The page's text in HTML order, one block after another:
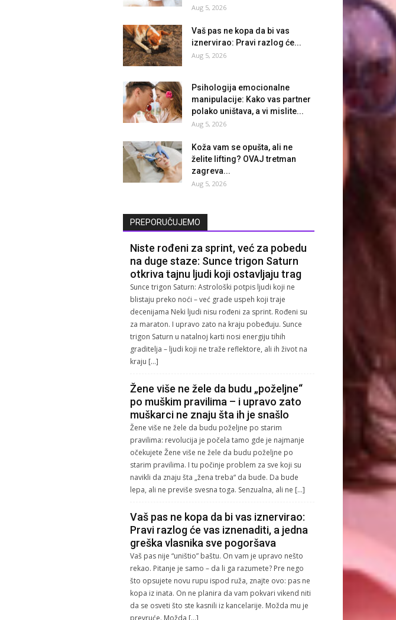
Aug 5, 2026
Vaš pas ne kopa da bi vas
iznervirao: Pravi razlog će...
Aug 5, 2026
Psihologija emocionalne
manipulacije: Kako vas partner
polako uništava, a vi mislite...
Aug 5, 2026
Koža vam se opušta, ali ne
želite lifting? OVAJ tretman
zagreva...
Aug 5, 2026
PREPORUČUJEMO
Niste rođeni za sprint, već za pobedu
na duge staze: Sunce trigon Saturn
otkriva tajnu ljudi koji ostavljaju trag
Sunce trigon Saturn: Astrološki potpis ljudi koji ne
blistaju preko noći – već grade uspeh koji traje
decenijama Neki ljudi nisu rođeni za sprint. Rođeni su
za maraton. I upravo zato na kraju pobeđuju. Sunce
trigon Saturn u natalnoj karti nosi energiju tihih
graditelja – ljudi koji ne traže reflektore, ali ih život na
kraju […]
Žene više ne žele da budu „poželjne“
po muškim pravilima – i upravo zato
muškarci ne znaju šta ih je snašlo
Žene više ne žele da budu poželjne po starim
pravilima: revolucija je počela tamo gde je najmanje
očekujete Žene više ne žele da budu poželjne po
starim pravilima. I tu počinje problem za sve koji su
navikli da znaju šta „žena treba“ da bude. Da bude
lepa, ali ne previše svesna toga. Senzualna, ali ne […]
Vaš pas ne kopa da bi vas iznervirao:
Pravi razlog će vas iznenaditi, a jedna
greška vlasnika sve pogoršava
Vaš pas nije “uništio” baštu. On vam je upravo nešto
rekao. Pitanje je samo – da li ga razumete? Pre nego
što opsujete novu rupu ispod ruža, znajte ovo: pas ne
kopa iz inata. On ne planira da vam pokvari vikend niti
da se osveti što ste kasnili iz kancelarije. Možda mu je
prevruće. Možda […]